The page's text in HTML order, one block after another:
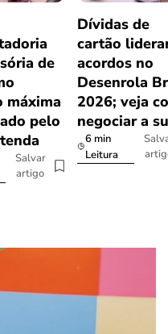
de
máxima
pelo
Salvar
artigo
Dívidas de
cartão
acordos no
Desenrola
2026; veja
negociar a
6 min
Leitura